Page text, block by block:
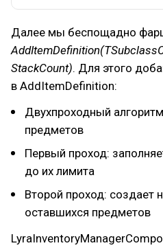
Далее мы беспощадно
StackCount). Для этого
в AddItemDefinition:
Двухпроходный
предметов
Первый проход:
до их лимита
Второй проход: создает
оставшихся предметов